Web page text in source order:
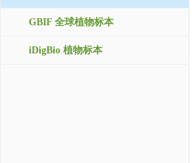
GBIF 全球植物标本
iDigBio 植物标本